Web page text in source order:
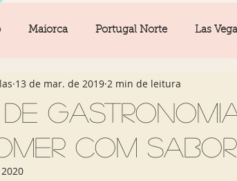
Maiorca Portugal Norte Las
News Berlim Algarve
Açores Amsterdam
gastronomia
com sabor
13 de mar. de 2019 2 min de leitura